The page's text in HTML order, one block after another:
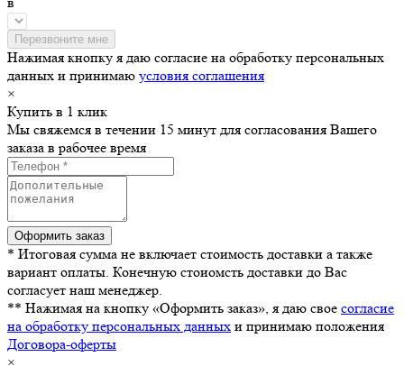
Нажимая кнопку я даю согласие на обработку персональных
данных и принимаю условия соглашения
×
Купить в 1 клик
Мы свяжемся в течении 15 минут для согласования Вашего
заказа в рабочее время
* Итоговая сумма не включает стоимость доставки а также
вариант оплаты. Конечную стоиомсть доставки до Вас
согласует наш менеджер.
** Нажимая на кнопку «Оформить заказ», я даю свое согласие
на обработку персональных данных и принимаю положения
Договора-оферты
×